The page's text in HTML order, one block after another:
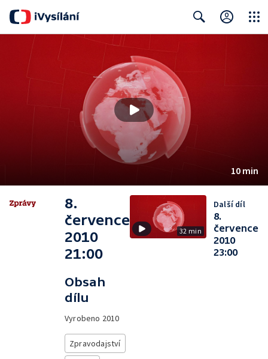
10 min
8.
července
2010
21:00
Obsah
dílu
Vyrobeno 2010
Zpravodajství
32 min
Další díl
8.
července
2010
23:00